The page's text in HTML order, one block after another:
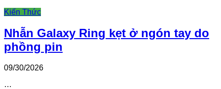
Kiến Thức
Nhẫn Galaxy Ring kẹt ở ngón tay do
phồng pin
09/30/2026
…